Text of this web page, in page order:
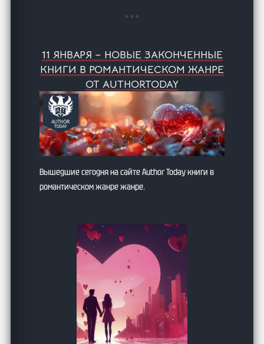
11 ЯНВАРЯ – НОВЫЕ ЗАКОНЧЕННЫЕ
КНИГИ В РОМАНТИЧЕСКОМ ЖАНРЕ
ОТ AUTHORTODAY
Вышедшие сегодня на сайте Author Today книги в
романтическом жанре жанре.